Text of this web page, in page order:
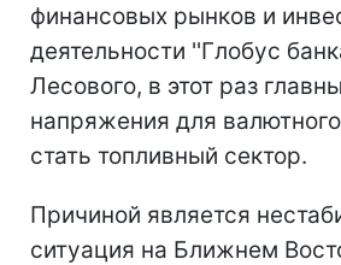
финансовых рынков и
деятельности ''Глобус
Лесового, в этот раз
напряжения для
стать топливный сектор.
Причиной является
ситуация на Ближнем